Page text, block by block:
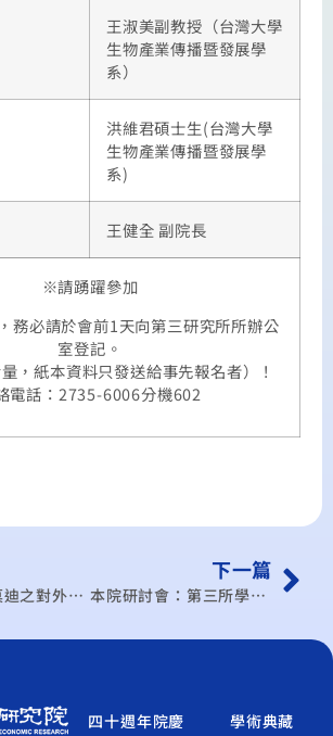
王淑美副教授（台灣大學
生物產業傳播暨發展學
系）
洪維君碩士生(台灣大學
生物產業傳播暨發展學
系)
王健全 副院長
※請踴躍參加
務必請於會前1天向第三研究所所辦公
室登記。
量，紙本資料只發送給事先報名者）！
電話：2735-6006分機602
「印度總理莫迪之對外政策」專題演講 Speech on “Modi’s Foreign Policy”
下一篇
本院研討會：第三所學術研討會
四十週年院慶 學術典藏